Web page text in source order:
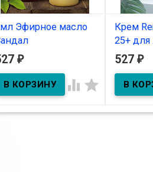
Эфирное масло
В наличии
Эфирное масло
₽
 
Крем
25+
вокруг
В
с активом
527 ₽